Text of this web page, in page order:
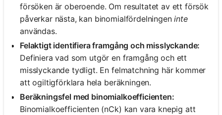
försöken är oberoende. Om resultatet av ett försök
påverkar nästa, kan binomialfördelningeninte
användas.
Felaktigt identifiera framgång och misslyckande:
Definiera vad som utgör en framgång och ett
misslyckande tydligt. En felmatchning här kommer
att ogiltigförklara hela beräkningen.
Beräkningsfel med binomialkoefficienten:
Binomialkoefficienten (nCk) kan vara knepig att